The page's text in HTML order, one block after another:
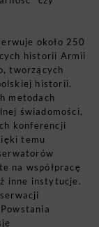
około 250
historii Armii
tworzących
historii.
metodach
świadomości,
konferencji
temu
na współpracę
inne instytucje.